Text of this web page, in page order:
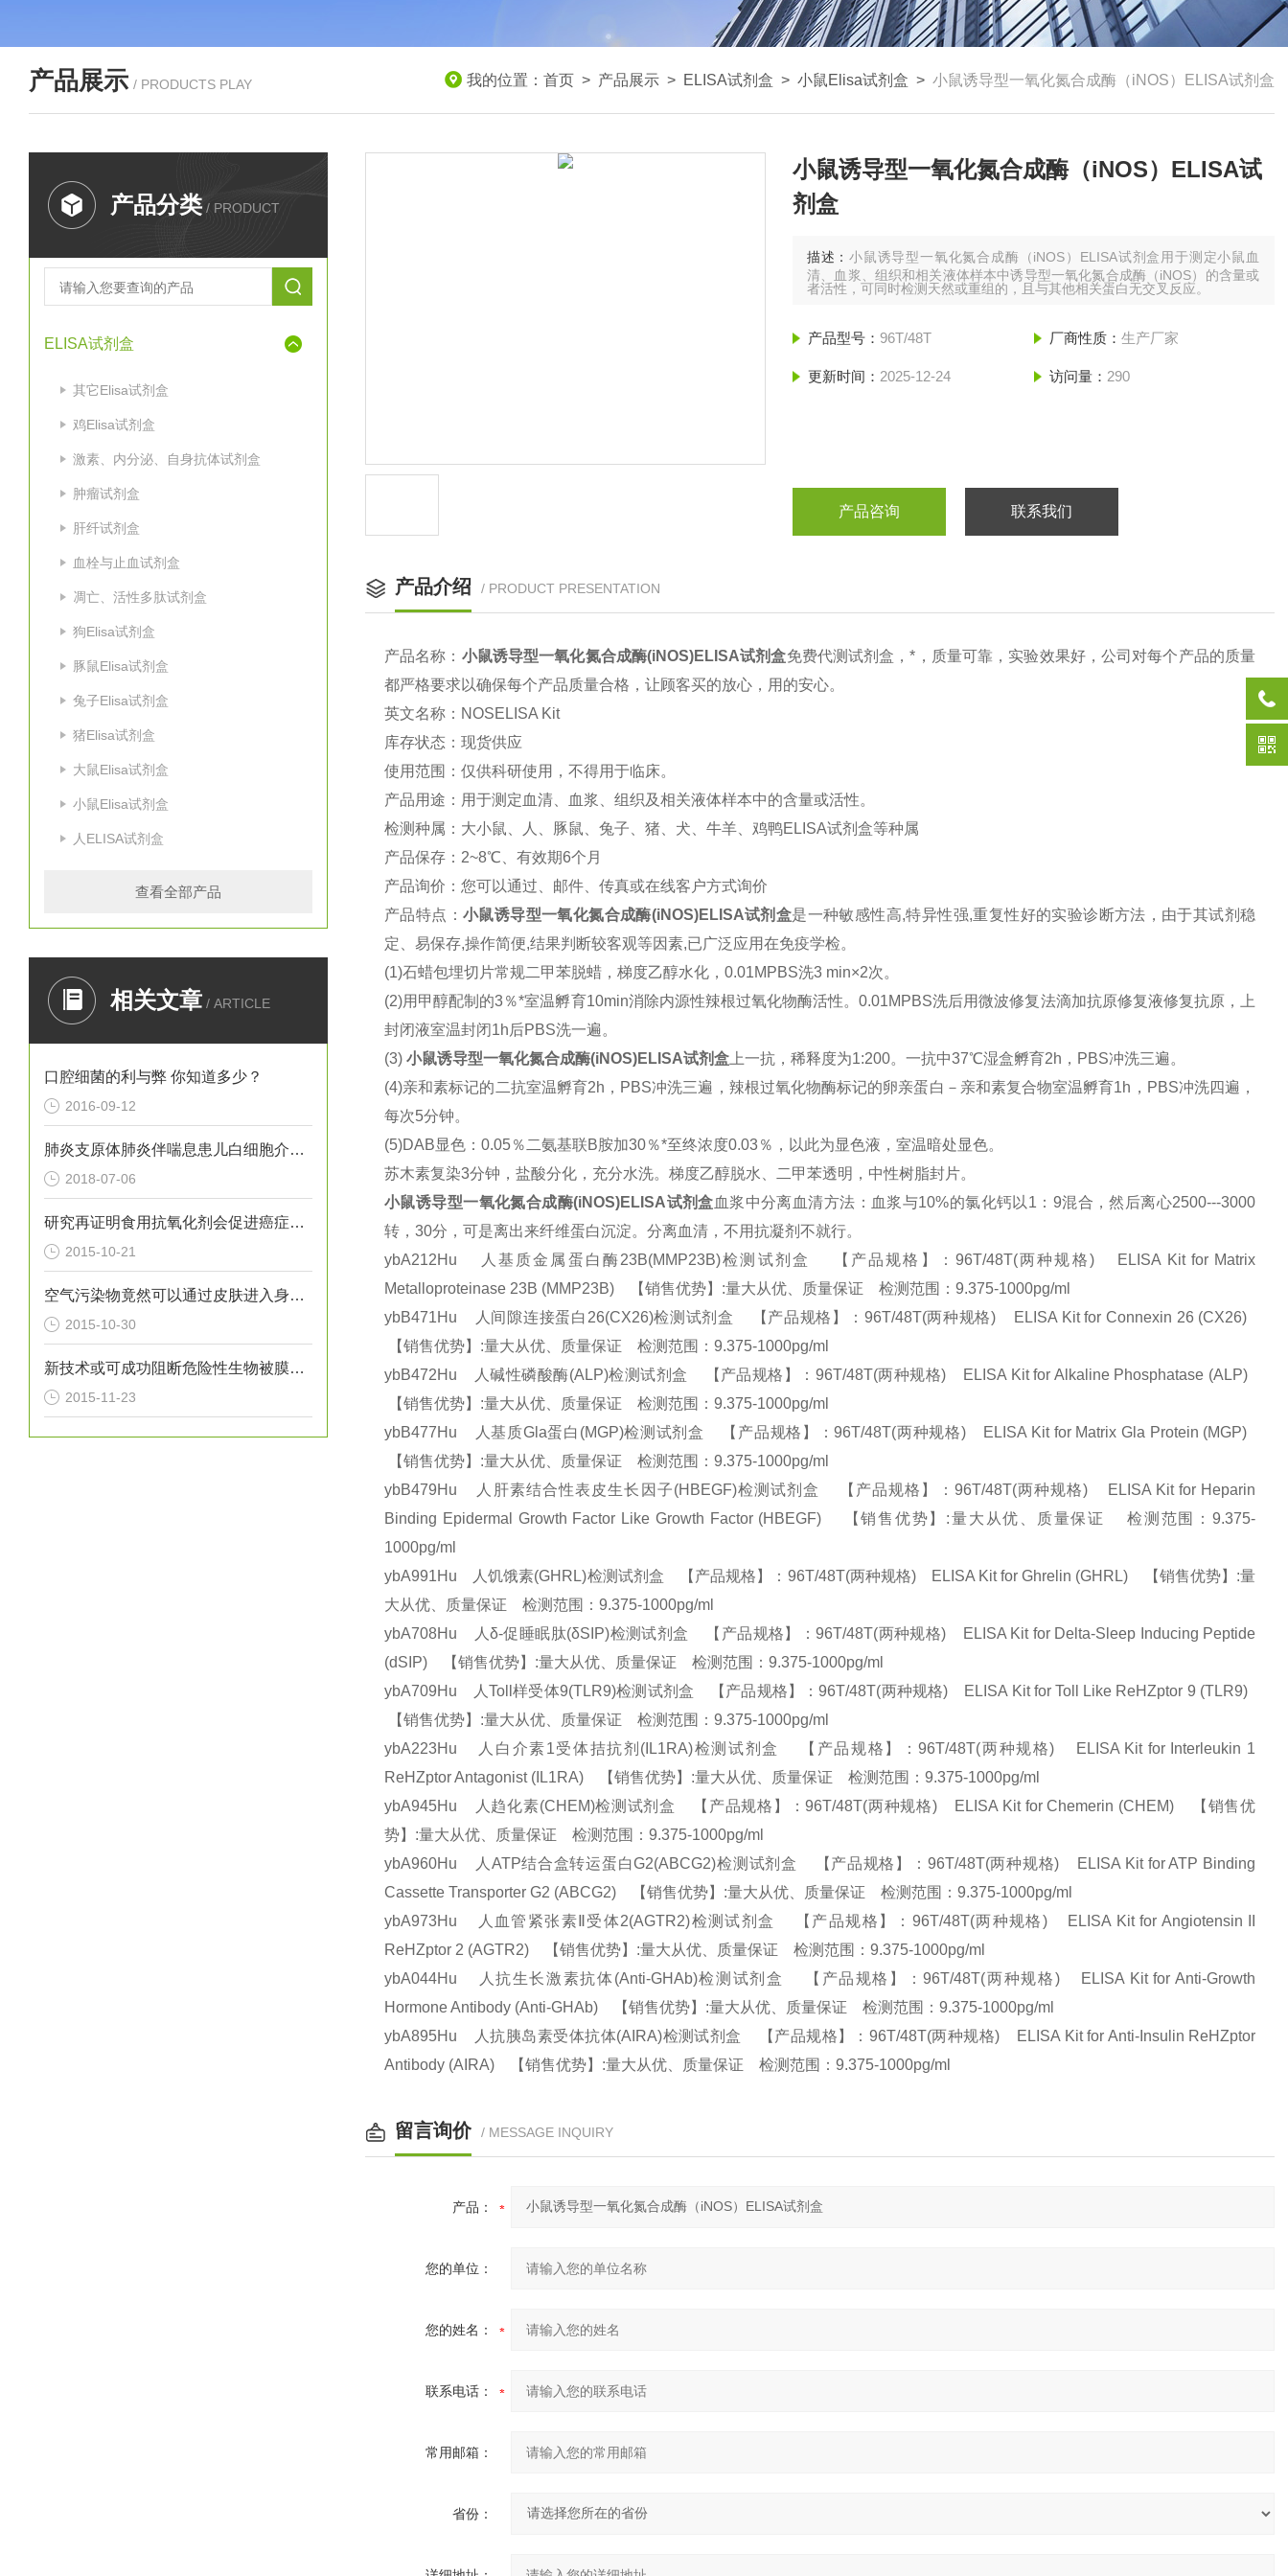
产品展示 / PRODUCTS PLAY 我的位置： 首页 > 产品展示 > ELISA试剂盒 > 小鼠Elisa试剂盒 > 小鼠诱导型一氧化氮合成酶（iNOS）ELISA试剂盒
产品分类 / PRODUCT
ELISA试剂盒
其它Elisa试剂盒
鸡Elisa试剂盒
激素、内分泌、自身抗体试剂盒
肿瘤试剂盒
肝纤试剂盒
血栓与止血试剂盒
凋亡、活性多肽试剂盒
狗Elisa试剂盒
豚鼠Elisa试剂盒
兔子Elisa试剂盒
猪Elisa试剂盒
大鼠Elisa试剂盒
小鼠Elisa试剂盒
人ELISA试剂盒
查看全部产品
相关文章 / ARTICLE
口腔细菌的利与弊 你知道多少？
2016-09-12
肺炎支原体肺炎伴喘息患儿白细胞介素13和内皮素1水平变化及意义
2018-07-06
研究再证明食用抗氧化剂会促进癌症转移
2015-10-21
空气污染物竟然可以通过皮肤进入身体？！
2015-10-30
新技术或可成功阻断危险性生物被膜引发的细菌感染
2015-11-23
小鼠诱导型一氧化氮合成酶（iNOS）ELISA试
剂盒
描述：小鼠诱导型一氧化氮合成酶（iNOS）ELISA试剂盒用于测定小鼠血
清、血浆、组织和相关液体样本中诱导型一氧化氮合成酶（iNOS）的含量或
者活性，可同时检测天然或重组的，且与其他相关蛋白无交叉反应。
产品型号： 96T/48T 厂商性质： 生产厂家
更新时间： 2025-12-24 访问量： 290
产品咨询 联系我们
产品介绍 / PRODUCT PRESENTATION
产品名称： 小鼠诱导型一氧化氮合成酶(iNOS)ELISA试剂盒免费代测试剂盒，*，质量可靠，实验效果好，公司对每个产品的质量
都严格要求以确保每个产品质量合格，让顾客买的放心，用的安心。
英文名称： NOSELISA Kit
库存状态：现货供应
使用范围：仅供科研使用，不得用于临床。
产品用途：用于测定血清、血浆、组织及相关液体样本中的含量或活性。
检测种属：大小鼠、人、豚鼠、兔子、猪、犬、牛羊、鸡鸭ELISA试剂盒等种属
产品保存： 2~8℃、有效期6个月
产品询价：您可以通过、邮件、传真或在线客户方式询价
产品特点： 小鼠诱导型一氧化氮合成酶(iNOS)ELISA试剂盒是一种敏感性高,特异性强,重复性好的实验诊断方法，由于其试剂稳
定、易保存,操作简便,结果判断较客观等因素,已广泛应用在免疫学检。
(1)石蜡包埋切片常规二甲苯脱蜡，梯度乙醇水化， 0.01MPBS洗3 min×2次。
(2)用甲醇配制的3％*室温孵育10min消除内源性辣根过氧化物酶活性。0.01MPBS洗后用微波修复法滴加抗原修复液修复抗原，上
封闭液室温封闭1h后PBS洗一遍。
(3) 小鼠诱导型一氧化氮合成酶(iNOS)ELISA试剂盒 上一抗，稀释度为1:200。一抗中37℃湿盒孵育2h ， PBS冲洗三遍。
(4)亲和素标记的二抗室温孵育2h ， PBS冲洗三遍，辣根过氧化物酶标记的卵亲蛋白－亲和素复合物室温孵育1h ， PBS冲洗四遍，
每次5分钟。
(5)DAB显色： 0.05％二氨基联B胺加30％*至终浓度0.03％，以此为显色液，室温暗处显色。
苏木素复染3分钟，盐酸分化，充分水洗。梯度乙醇脱水、二甲苯透明，中性树脂封片。
小鼠诱导型一氧化氮合成酶(iNOS)ELISA试剂盒血浆中分离血清方法：血浆与10%的氯化钙以 1 ： 9混合，然后离心2500---3000
转， 30分，可是离出来纤维蛋白沉淀。分离血清，不用抗凝剂不就行。
ybA212Hu 人基质金属蛋白酶23B(MMP23B)检测试剂盒 【产品规格】：96T/48T(两种规格) ELISA Kit for Matrix
Metalloproteinase 23B (MMP23B) 【销售优势】:量大从优、质量保证 检测范围：9.375-1000pg/ml
ybB471Hu 人间隙连接蛋白26(CX26)检测试剂盒 【产品规格】：96T/48T(两种规格) ELISA Kit for Connexin 26 (CX26)
【销售优势】:量大从优、质量保证 检测范围：9.375-1000pg/ml
ybB472Hu 人碱性磷酸酶(ALP)检测试剂盒 【产品规格】：96T/48T(两种规格) ELISA Kit for Alkaline Phosphatase (ALP)
【销售优势】:量大从优、质量保证 检测范围：9.375-1000pg/ml
ybB477Hu 人基质Gla蛋白(MGP)检测试剂盒 【产品规格】：96T/48T(两种规格) ELISA Kit for Matrix Gla Protein (MGP)
【销售优势】:量大从优、质量保证 检测范围：9.375-1000pg/ml
ybB479Hu 人肝素结合性表皮生长因子(HBEGF)检测试剂盒 【产品规格】：96T/48T(两种规格) ELISA Kit for Heparin
Binding Epidermal Growth Factor Like Growth Factor (HBEGF) 【销售优势】:量大从优、质量保证 检测范围：9.375-
1000pg/ml
ybA991Hu 人饥饿素(GHRL)检测试剂盒 【产品规格】：96T/48T(两种规格) ELISA Kit for Ghrelin (GHRL) 【销售优势】:量
大从优、质量保证 检测范围：9.375-1000pg/ml
ybA708Hu 人δ-促睡眠肽(δSIP)检测试剂盒 【产品规格】：96T/48T(两种规格) ELISA Kit for Delta-Sleep Inducing Peptide
(dSIP) 【销售优势】:量大从优、质量保证 检测范围：9.375-1000pg/ml
ybA709Hu 人Toll样受体9(TLR9)检测试剂盒 【产品规格】：96T/48T(两种规格) ELISA Kit for Toll Like ReHZptor 9 (TLR9)
【销售优势】:量大从优、质量保证 检测范围：9.375-1000pg/ml
ybA223Hu 人白介素1受体拮抗剂(IL1RA)检测试剂盒 【产品规格】：96T/48T(两种规格) ELISA Kit for Interleukin 1
ReHZptor Antagonist (IL1RA) 【销售优势】:量大从优、质量保证 检测范围：9.375-1000pg/ml
ybA945Hu 人趋化素(CHEM)检测试剂盒 【产品规格】：96T/48T(两种规格) ELISA Kit for Chemerin (CHEM) 【销售优
势】:量大从优、质量保证 检测范围：9.375-1000pg/ml
ybA960Hu 人ATP结合盒转运蛋白G2(ABCG2)检测试剂盒 【产品规格】：96T/48T(两种规格) ELISA Kit for ATP Binding
Cassette Transporter G2 (ABCG2) 【销售优势】:量大从优、质量保证 检测范围：9.375-1000pg/ml
ybA973Hu 人血管紧张素Ⅱ受体2(AGTR2)检测试剂盒 【产品规格】：96T/48T(两种规格) ELISA Kit for Angiotensin II
ReHZptor 2 (AGTR2) 【销售优势】:量大从优、质量保证 检测范围：9.375-1000pg/ml
ybA044Hu 人抗生长激素抗体(Anti-GHAb)检测试剂盒 【产品规格】：96T/48T(两种规格) ELISA Kit for Anti-Growth
Hormone Antibody (Anti-GHAb) 【销售优势】:量大从优、质量保证 检测范围：9.375-1000pg/ml
ybA895Hu 人抗胰岛素受体抗体(AIRA)检测试剂盒 【产品规格】：96T/48T(两种规格) ELISA Kit for Anti-Insulin ReHZptor
Antibody (AIRA) 【销售优势】:量大从优、质量保证 检测范围：9.375-1000pg/ml
留言询价 / MESSAGE INQUIRY
产品：
您的单位：
您的姓名：
联系电话：
常用邮箱：
省份：